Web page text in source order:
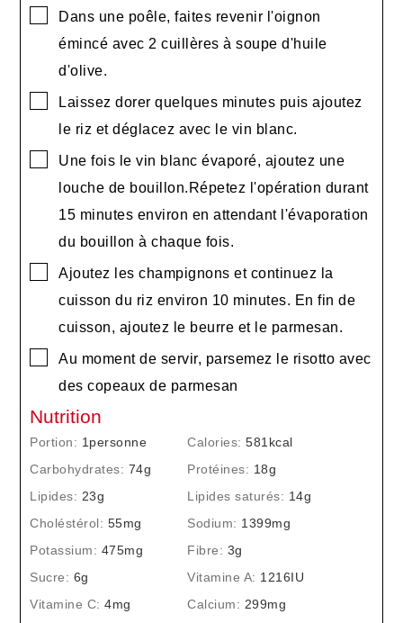
▢
Dans une poêle, faites revenir l'oignon
émincé avec 2 cuillères à soupe d'huile
d'olive.
▢Laissez dorer quelques minutes puis ajoutez
le riz et déglacez avec le vin blanc.
▢
Une fois le vin blanc évaporé, ajoutez une
louche de bouillon.Répetez l'opération durant
15 minutes environ en attendant l'évaporation
du bouillon à chaque fois.
▢
Ajoutez les champignons et continuez la
cuisson du riz environ 10 minutes. En fin de
cuisson, ajoutez le beurre et le parmesan.
▢
Au moment de servir, parsemez le risotto avec
des copeaux de parmesan
Nutrition
Portion: 1personne Calories: 581kcal
Carbohydrates: 74g Protéines: 18g
Lipides: 23g Lipides saturés: 14g
Choléstérol: 55mg Sodium: 1399mg
Potassium: 475mg Fibre: 3g
Sucre: 6g Vitamine A: 1216IU
Vitamine C: 4mg Calcium: 299mg